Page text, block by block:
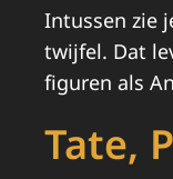
Intussen zie
twijfel. Dat
figuren als
Tate,